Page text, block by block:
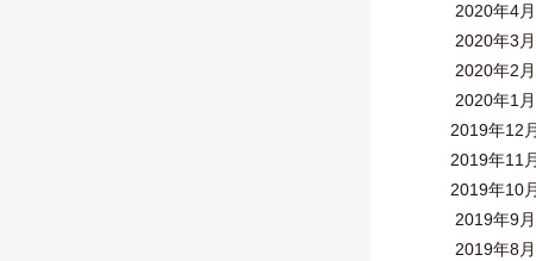
2020年4月
2020年3月
2020年2月
2020年1月
2019年12月
2019年11月
2019年10月
2019年9月
2019年8月